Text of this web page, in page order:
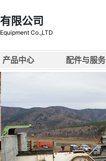
限公司
Co.,LTD
产品中心 配件与服务